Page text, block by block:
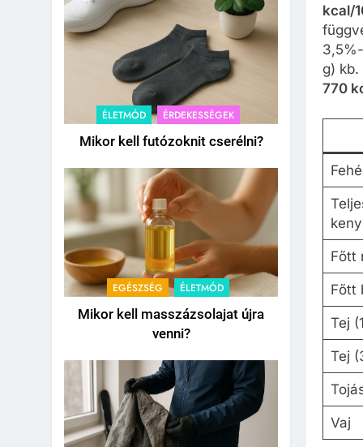
ÉLETMÓD ÉRDEKESSÉGEK
Mikor kell futózoknit cserélni?
EGÉSZSÉG ÉLETMÓD
Mikor kell masszázsolajat újra
venni?
kcal/
g) kb.
770
Főtt
Főtt
Tej
Tej
Vaj